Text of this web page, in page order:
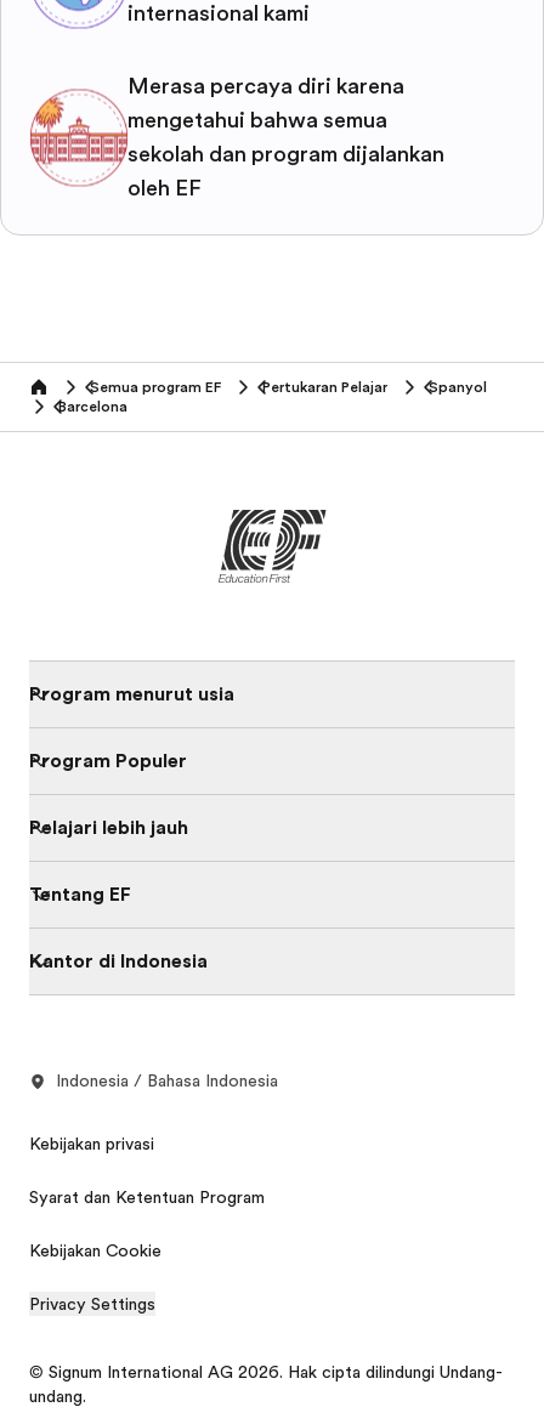
internasional kami
Merasa percaya diri karena
mengetahui bahwa semua
sekolah dan program dijalankan
oleh EF
home Semua program EF Pertukaran Pelajar
Spanyol
Barcelona
Program menurut usia
Program Populer
Pelajari lebih jauh
Tentang EF
Kantor di Indonesia
Indonesia / Bahasa Indonesia
Kebijakan privasi
Syarat dan Ketentuan Program
Kebijakan Cookie
Privacy Settings
© Signum International AG 2026. Hak cipta dilindungi Undang-
undang.